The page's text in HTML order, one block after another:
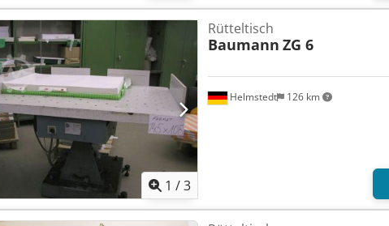
1 /3
Helmstedt 126 km
Rütteltisch
Baumann ZG 6